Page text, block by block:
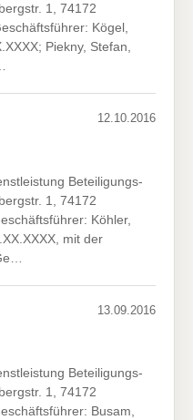
1, 74172
Kögel,
Piekny, Stefan,
12.10.2016
Beteiligungs-
1, 74172
Köhler,
mit der
13.09.2016
Beteiligungs-
1, 74172
Busam,